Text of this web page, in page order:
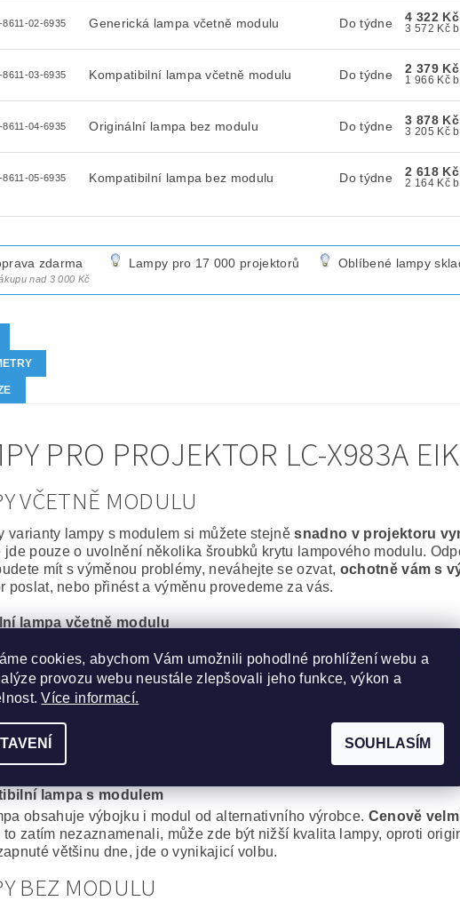
8611-02-6935 Generická lampa včetně modulu Do týdne 4 322 Kč
3
8611-03-6935 Kompatibilní lampa včetně modulu Do týdne 2 379 Kč
1
8611-04-6935 Originální lampa bez modulu Do týdne 3 878 Kč
3
8611-05-6935 Kompatibilní lampa bez modulu Do týdne 2 618 Kč
2
zdarma
nad 3 000 Kč
Lampy pro 17 000 projektorů Oblíbené lampy
PRO PROJEKTOR LC-X983A
VČETNĚ MODULU
varianty lampy s modulem si můžete stejněsnadno v projektoru
jde pouze o uvolnění několika šroubků krytu lampového modulu.
mít s výměnou problémy, neváhejte se ozvat, ochotně vám s
poslat, nebo přinést a výměnu provedeme za vás.
lampa včetně modulu
co můžete svému projektoru pořídit. Výbojka i montážní modul
výměně jako nový.
spolehlivost a výdrž bez kompromisů.
lampa včetně modulu
řešení, za výhodnou cenu. Kvalitní originální výbojka od
Iwasaki, Matsushita, Ushio) s montážním modulem od
plnému originálu je minimální.
lampa s modulem
obsahuje výbojku i modul od alternativního výrobce. Cenově
to zatím nezaznamenali, může zde být nižší kvalita lampy, oproti
většinu dne, jde o vynikajicí volbu.
BEZ MODULU
cookies, abychom Vám umožnili pohodlné prohlížení webu a
provozu webu neustále zlepšovali jeho funkce, výkon a
Více informací.
SOUHLASÍM